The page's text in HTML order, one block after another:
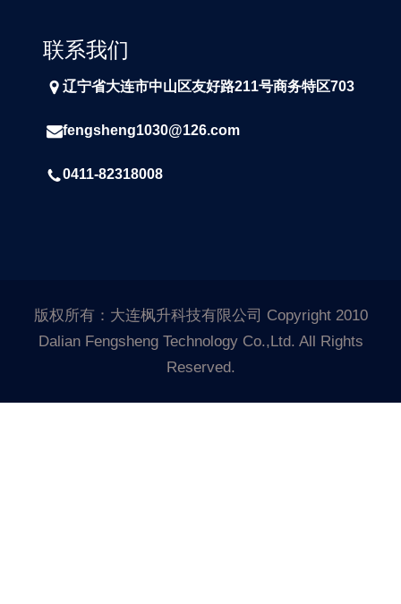
联系我们
辽宁省大连市中山区友好路211号商务特区703
fengsheng1030@126.com
0411-82318008
版权所有：大连枫升科技有限公司 Copyright 2010
Dalian Fengsheng Technology Co.,Ltd. All Rights
Reserved.